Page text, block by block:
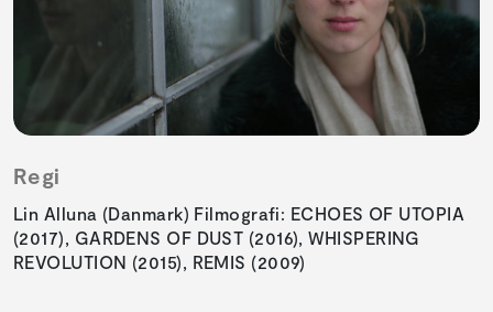
Regi
Lin Alluna (Danmark) Filmografi: ECHOES OF UTOPIA
(2017), GARDENS OF DUST (2016), WHISPERING
REVOLUTION (2015), REMIS (2009)